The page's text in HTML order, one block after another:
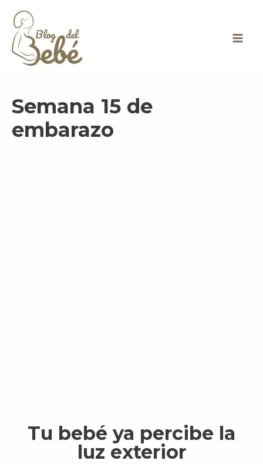
contenido
Semana 15 de
embarazo
Tu bebé ya percibe la
luz exterior